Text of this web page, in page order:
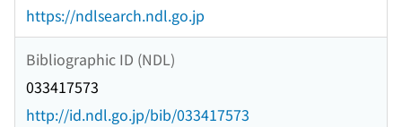
https://ndlsearch.ndl.go.jp
Bibliographic ID (NDL)
033417573
http://id.ndl.go.jp/bib/033417573